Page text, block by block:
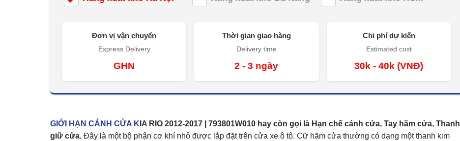
Đơn vị vận chuyển
Express Delivery
GHN
Thời gian giao hàng
Delivery time
2 - 3 ngày
Chi phí dự kiến
Estimated cost
30k - 40k (VNĐ)
GIỚI HẠN CÁNH CỬA K IA RIO 2012-2017 | 793801W010 hay còn gọi là Hạn chế cánh cửa, Tay hãm cửa, Thanh
giữ cửa. Đây là một bộ phận cơ khí nhỏ được lắp đặt trên cửa xe ô tô. Cữ hãm cửa thường có dạng một thanh kim